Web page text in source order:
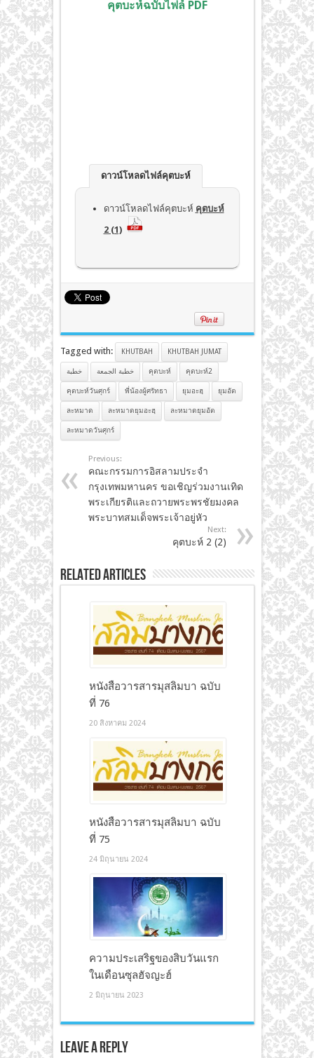
คุตบะห์ฉบับไฟล์ PDF
ดาวน์โหลดไฟล์คุตบะห์
ดาวน์โหลดไฟล์คุตบะห์ คุตบะห์
2 (1)
Tagged with: KHUTBAH KHUTBAH JUMAT
خطبة خطبة الجمعة คุตบะห์ คุตบะห์2
คุตบะห์วันศุกร์ พี่น้องผู้ศรัทธา ยุมอะฮฺ ยุมอัต
ละหมาด ละหมาดยุมอะฮฺ ละหมาดยุมอัต
ละหมาดวันศุกร์
Previous:
คณะกรรมการอิสลามประจำ
กรุงเทพมหานคร ขอเชิญร่วมงานเทิด
พระเกียรติและถวายพระพรชัยมงคล
พระบาทสมเด็จพระเจ้าอยู่หัว
Next:
คุตบะห์ 2 (2)
Related Articles
หนังสือวารสารมุสลิมบา ฉบับ
ที่ 76
20 สิงหาคม 2024
หนังสือวารสารมุสลิมบา ฉบับ
ที่ 75
24 มิถุนายน 2024
ความประเสริฐของสิบวันแรก
ในเดือนซุลฮัจญะฮ์
2 มิถุนายน 2023
Leave a Reply